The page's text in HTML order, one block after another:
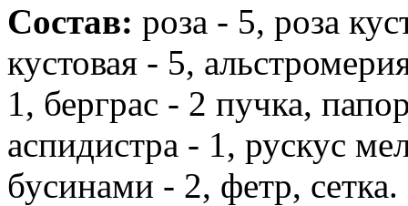
Состав: роза - 5, роза
кустовая - 5,
1, берграс - 2 пучка,
аспидистра - 1, рускус
бусинами - 2, фетр, сетка.